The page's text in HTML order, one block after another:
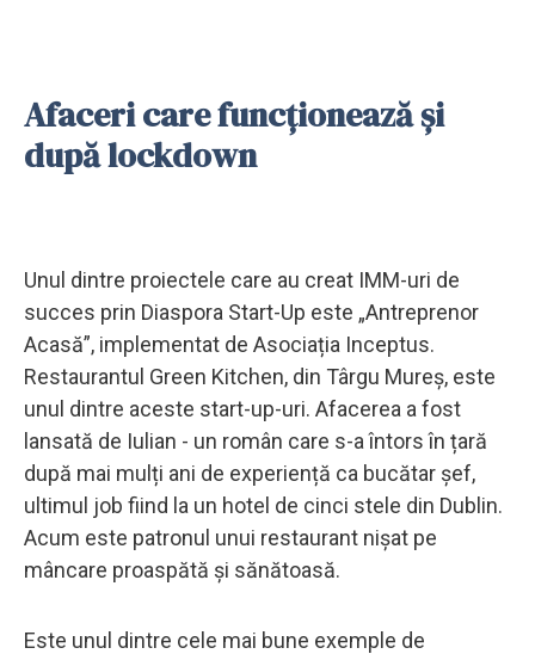
Afaceri care funcționează și
după lockdown
Unul dintre proiectele care au creat IMM-uri de
succes prin Diaspora Start-Up este „Antreprenor
Acasă”, implementat de Asociația Inceptus.
Restaurantul Green Kitchen, din Târgu Mureș, este
unul dintre aceste start-up-uri. Afacerea a fost
lansată de Iulian - un român care s-a întors în țară
după mai mulți ani de experiență ca bucătar șef,
ultimul job fiind la un hotel de cinci stele din Dublin.
Acum este patronul unui restaurant nișat pe
mâncare proaspătă și sănătoasă.
Este unul dintre cele mai bune exemple de